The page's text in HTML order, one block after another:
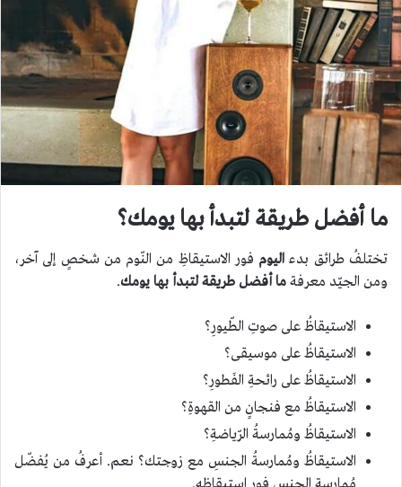
ما أفضل طريقة لتبدأ بها يومك؟
تختلفُ طرائق بدء اليوم فور الاستيقاظِ من النّوم من شخصٍ إلى آخر،
ومن الجيّد معرفة ما أفضل طريقة لتبدأ بها يومك.
الاستيقاظُ على صوتِ الطّيورِ؟
الاستيقاظُ على موسيقى؟
الاستيقاظُ على رائحةِ الفَطورِ؟
الاستيقاظُ مع فنجانٍ من القهوةِ؟
الاستيقاظُ ومُمارسةُ الرّياضةِ؟
الاستيقاظُ ومُمارسةُ الجنسِ مع زوجتك؟ نعم. أعرفُ من يُفضّل